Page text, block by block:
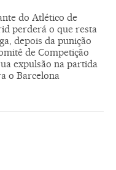
do Atlético de
perderá o que resta
depois da punição
de Competição
expulsão na partida
o Barcelona